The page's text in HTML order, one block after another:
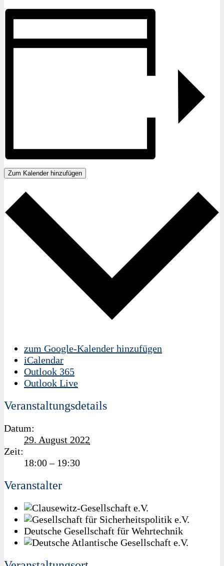
Zum Kalender hinzufügen
zum Google-Kalender hinzufügen
iCalendar
Outlook 365
Outlook Live
Veranstaltungsdetails
Datum:
29. August 2022
Zeit:
18:00 – 19:30
Veranstalter
Deutsche Gesellschaft für Wehrtechnik